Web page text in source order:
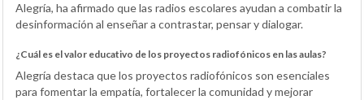
Alegría, ha afirmado que las radios escolares ayudan a combatir la
desinformación al enseñar a contrastar, pensar y dialogar.
¿Cuál es el valor educativo de los proyectos radiofónicos en las aulas?
Alegría destaca que los proyectos radiofónicos son esenciales
para fomentar la empatía, fortalecer la comunidad y mejorar